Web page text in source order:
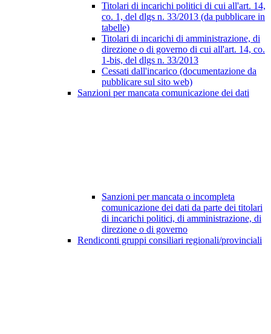
Titolari di incarichi politici di cui all'art. 14,
co. 1, del dlgs n. 33/2013 (da pubblicare in
tabelle)
Titolari di incarichi di amministrazione, di
direzione o di governo di cui all'art. 14, co.
1-bis, del dlgs n. 33/2013
Cessati dall'incarico (documentazione da
pubblicare sul sito web)
Sanzioni per mancata comunicazione dei dati
Sanzioni per mancata o incompleta
comunicazione dei dati da parte dei titolari
di incarichi politici, di amministrazione, di
direzione o di governo
Rendiconti gruppi consiliari regionali/provinciali